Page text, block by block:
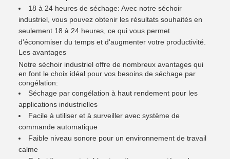
18 à 24 heures de séchage: Avec notre séchoir
industriel, vous pouvez obtenir les résultats souhaités en
seulement 18 à 24 heures, ce qui vous permet
d'économiser du temps et d'augmenter votre productivité.
Les avantages
Notre séchoir industriel offre de nombreux avantages qui
en font le choix idéal pour vos besoins de séchage par
congélation:
Séchage par congélation à haut rendement pour les
applications industrielles
Facile à utiliser et à surveiller avec système de
commande automatique
Faible niveau sonore pour un environnement de travail
calme